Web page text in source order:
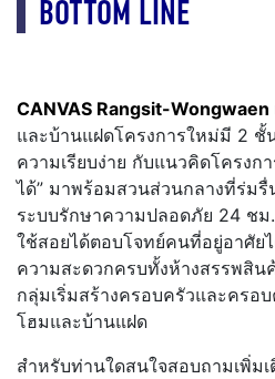
BOTTOM LINE
CANVAS Rangsit-Wongwaen
และบ้านแฝดโครงการใหม่มี 2 ชั้
ความเรียบง่าย กับแนวคิดโครงก
ได้” มาพร้อมสวนส่วนกลางที่ร่ม
ระบบรักษาความปลอดภัย 24 ช
ใช้สอยได้ตอบโจทย์คนที่อยู่อาศัย
ความสะดวกครบทั้งห้างสรรพสิน
กลุ่มเริ่มสร้างครอบครัวและครอ
โฮมและบ้านแฝด
สำหรับท่านใดสนใจสอบถามเพิ่ม